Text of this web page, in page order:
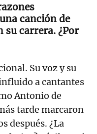
canción de
su carrera. ¿Por
Su voz y su
a cantantes
Antonio de
tarde marcaron
después. ¿La